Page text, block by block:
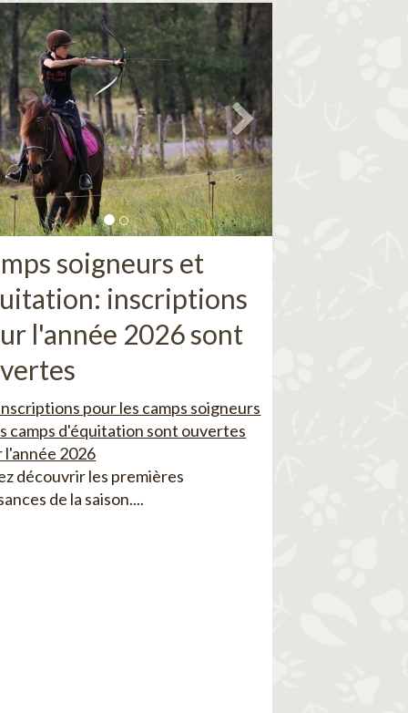
soigneurs et
inscriptions
l'année 2026 sont
pour les camps soigneurs
camps d'équitation sont ouvertes
l'année 2026
découvrir les premières
de la saison....